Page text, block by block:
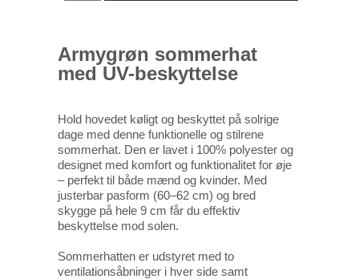
Armygrøn sommerhat
med UV-beskyttelse
Hold hovedet køligt og beskyttet på solrige
dage med denne funktionelle og stilrene
sommerhat. Den er lavet i 100% polyester og
designet med komfort og funktionalitet for øje
– perfekt til både mænd og kvinder. Med
justerbar pasform (60–62 cm) og bred
skygge på hele 9 cm får du effektiv
beskyttelse mod solen.
Sommerhatten er udstyret med to
ventilationsåbninger i hver side samt